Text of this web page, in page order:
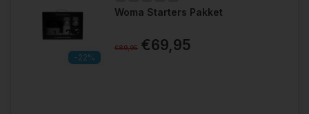
-22%
Woma Starters Pakket
€89,95 €69,95